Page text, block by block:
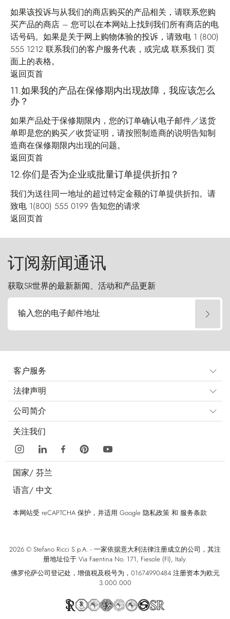
如果该投诉与从我们的商店购买的产品相关，请联系您购
买产品的商店 – 您可以在本网站上找到我们所有商店的电
话号码。如果是关于网上购物体验的投诉，请致电 1 (800)
555 1212 联系我们的客户服务代表，或完成 联系我们 页
面上的表格。
返回页首
11.如果我的产品在保修期内出现故障，我应该怎么
办？
如果产品处于保修期限内，您的订单确认电子邮件／送货
单即是您的购买／收货证明，请按照制造商的说明告知制
造商在保修期限内出现的问题。
返回页首
12.你们是否为企业或批量订单提供折扣？
我们为送往同一地址的超过特定金额的订单提供折扣。请
致电 1(800) 555 0199 告知您的请求
返回页首
订阅新闻通讯
获取SR世界的最新新闻、活动和产品更新
输入您的电子邮件地址
客户服务
法律声明
公司简介
关注我们
国家/ 芬兰
语言/ 中文
本网站受 reCAPTCHA 保护，并适用 Google 隐私政策 和 服务条款
2026 © Stefano Ricci S.p.A. - 一家依据意大利法律注册成立的公司，其注
册地址位于 Via Faentina No. 171, Fiesole (FI), Italy.
佛罗伦萨公司登记处，增值税及税号为，01674990484 注册资本为欧元
3.000.000